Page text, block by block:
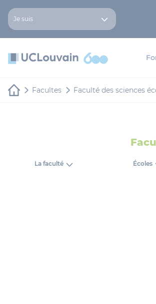
Panneau de gestion des cookies
Je suis
Facultes Faculté des sciences
La faculté Écoles